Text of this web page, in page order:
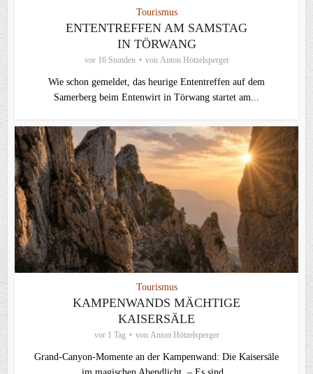
Tourismus
ENTENTREFFEN AM SAMSTAG
IN TÖRWANG
vor 16 Stunden von Anton Hötzelsperger
Wie schon gemeldet, das heurige Ententreffen auf dem
Samerberg beim Entenwirt in Törwang startet am...
Tourismus
KAMPENWANDS MÄCHTIGE
KAISERSÄLE
vor 1 Tag von Anton Hötzelsperger
Grand-Canyon-Momente an der Kampenwand: Die Kaisersäle